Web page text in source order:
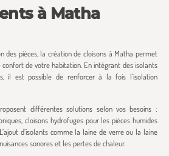
à Matha
des pièces, la création de cloisons à Matha permet
de votre habitation. En intégrant des isolants
il est possible de renforcer à la fois l’isolation
différentes solutions selon vos besoins :
cloisons hydrofuges pour les pièces humides
d’isolants comme la laine de verre ou la laine
sonores et les pertes de chaleur.